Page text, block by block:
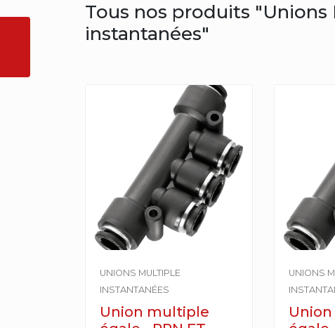
Tous nos produits
instantanées"
UNIONS MULTIPLE
INSTANTANÉES
Union multiple
UNIONS